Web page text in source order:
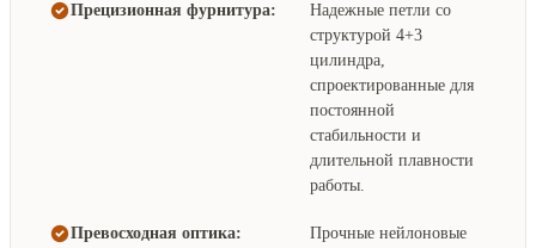
Прецизионная фурнитура:
Надежные петли со
структурой 4+3
цилиндра,
спроектированные для
постоянной
стабильности и
длительной плавности
работы.
Превосходная оптика:
Прочные нейлоновые